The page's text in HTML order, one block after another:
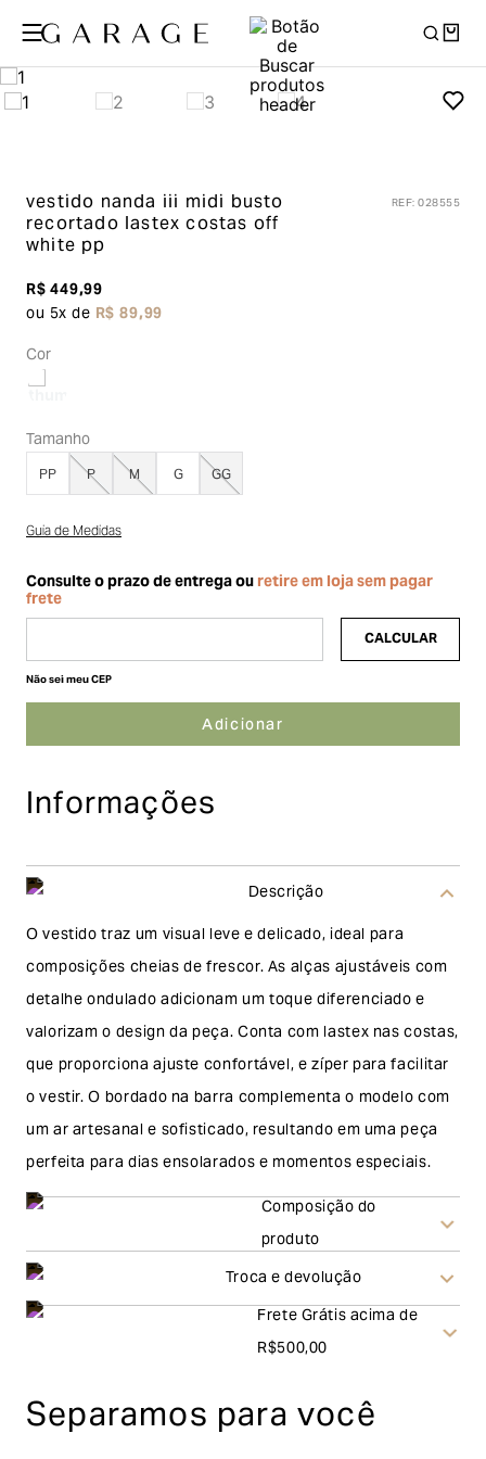
vestido nanda iii midi busto
recortado lastex costas off
white pp
REF:028555
R$449,99
ou 5x de R$89,99
Cor
Tamanho
PP P M G GG
Guia de Medidas
Não sei meu CEP
Informações
Descrição
O vestido traz um visual leve e delicado, ideal para
composições cheias de frescor. As alças ajustáveis com
detalhe ondulado adicionam um toque diferenciado e
valorizam o design da peça. Conta com lastex nas costas,
que proporciona ajuste confortável, e zíper para facilitar
o vestir. O bordado na barra complementa o modelo com
um ar artesanal e sofisticado, resultando em uma peça
perfeita para dias ensolarados e momentos especiais.
Composição do
produto
Troca e devolução
dias corridos, a contar do recebimento do produto. Ao
Frete Grátis acima de
R$500,00
Separamos para você